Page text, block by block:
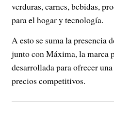
verduras, carnes, bebidas,
para el hogar y tecnología.
A esto se suma la presencia
junto con Máxima, la marca
desarrollada para ofrecer
precios competitivos.